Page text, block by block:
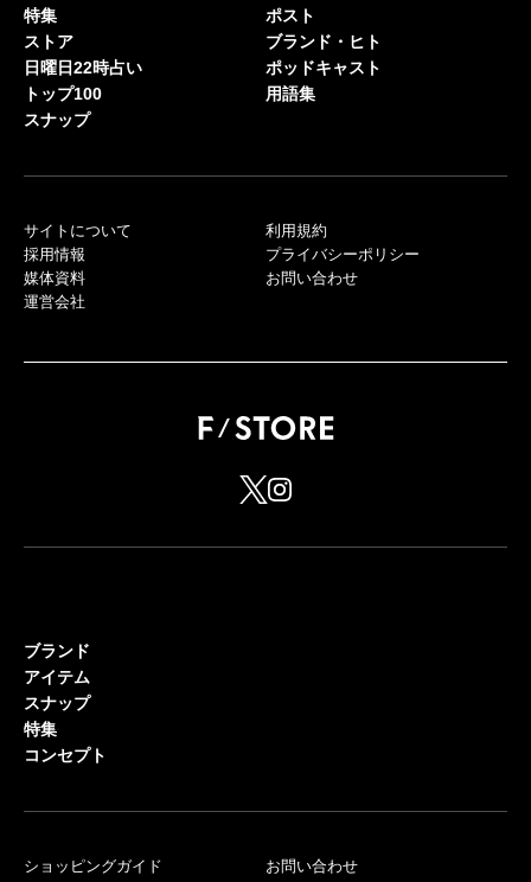
特集
ストア
日曜日22時占い
トップ100
スナップ
ポスト
ブランド・ヒト
ポッドキャスト
用語集
サイトについて
採用情報
媒体資料
運営会社
利用規約
プライバシーポリシー
お問い合わせ
ブランド
アイテム
スナップ
特集
コンセプト
ショッピングガイド
お問い合わせ